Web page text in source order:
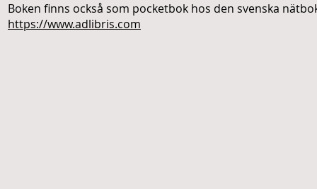
Boken finns också som pocketbok hos den svenska
https://www.adlibris.com